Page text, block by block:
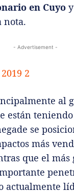
en Cuyo
nota.
- Advertisement -
al
están teniendo
se
más
que el más
actualmente